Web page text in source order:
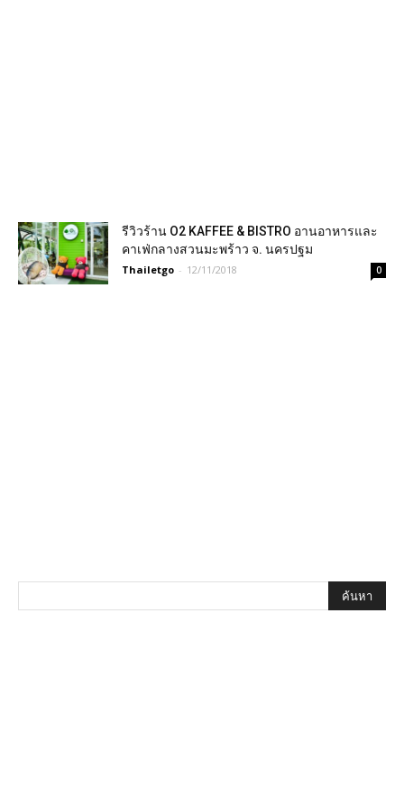
รีวิวร้าน O2 KAFFEE & BISTRO อานอาหารและ
คาเฟ่กลางสวนมะพร้าว จ. นครปฐม
Thailetgo - 12/11/2018 0